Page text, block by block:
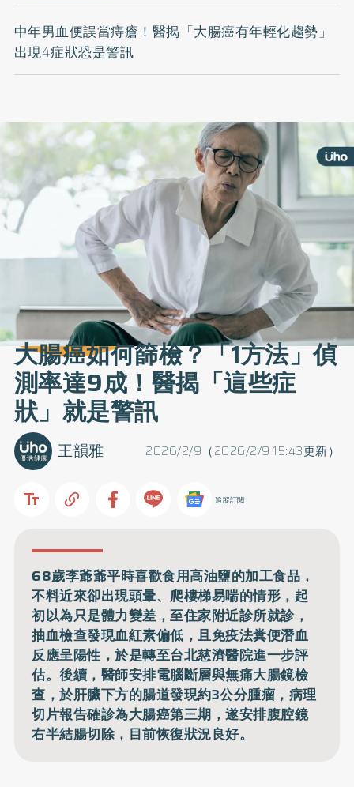
中年男血便誤當痔瘡！醫揭「大腸癌有年輕化趨勢」
出現4症狀恐是警訊
大腸癌如何篩檢？「1方法」偵
測率達9成！醫揭「這些症
狀」就是警訊
2026/2/9（2026/2/9 15:43更新）
王韻雅
追蹤訂閱
68歲李爺爺平時喜歡食用高油鹽的加工食品，
不料近來卻出現頭暈、爬樓梯易喘的情形，起
初以為只是體力變差，至住家附近診所就診，
抽血檢查發現血紅素偏低，且免疫法糞便潛血
反應呈陽性，於是轉至台北慈濟醫院進一步評
估。後續，醫師安排電腦斷層與無痛大腸鏡檢
查，於肝臟下方的腸道發現約3公分腫瘤，病理
切片報告確診為大腸癌第三期，遂安排腹腔鏡
右半結腸切除，目前恢復狀況良好。